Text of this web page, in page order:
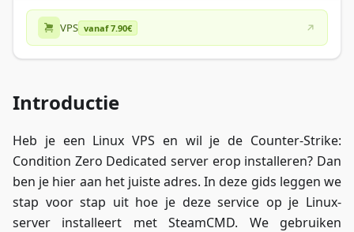
VPS vanaf 7.90€
Introductie
Heb je een Linux VPS en wil je de Counter-Strike:
Condition Zero Dedicated server erop installeren? Dan
ben je hier aan het juiste adres. In deze gids leggen we
stap voor stap uit hoe je deze service op je Linux-
server installeert met SteamCMD. We gebruiken